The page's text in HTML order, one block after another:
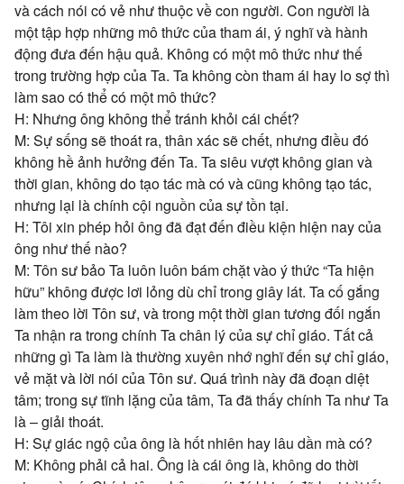
và cách nói có vẻ như thuộc về con người. Con người là
một tập hợp những mô thức của tham ái, ý nghĩ và hành
động đưa đến hậu quả. Không có một mô thức như thế
trong trường hợp của Ta. Ta không còn tham ái hay lo sợ thì
làm sao có thể có một mô thức?
H: Nhưng ông không thể tránh khỏi cái chết?
M: Sự sống sẽ thoát ra, thân xác sẽ chết, nhưng điều đó
không hề ảnh hưởng đến Ta. Ta siêu vượt không gian và
thời gian, không do tạo tác mà có và cũng không tạo tác,
nhưng lại là chính cội nguồn của sự tồn tại.
H: Tôi xin phép hỏi ông đã đạt đến điều kiện hiện nay của
ông như thế nào?
M: Tôn sư bảo Ta luôn luôn bám chặt vào ý thức “Ta hiện
hữu” không được lơi lỏng dù chỉ trong giây lát. Ta cố gắng
làm theo lời Tôn sư, và trong một thời gian tương đối ngắn
Ta nhận ra trong chính Ta chân lý của sự chỉ giáo. Tất cả
những gì Ta làm là thường xuyên nhớ nghĩ đến sự chỉ giáo,
vẻ mặt và lời nói của Tôn sư. Quá trình này đã đoạn diệt
tâm; trong sự tĩnh lặng của tâm, Ta đã thấy chính Ta như Ta
là – giải thoát.
H: Sự giác ngộ của ông là hốt nhiên hay lâu dần mà có?
M: Không phải cả hai. Ông là cái ông là, không do thời